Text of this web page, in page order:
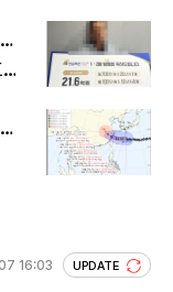
16:03 UPDATE